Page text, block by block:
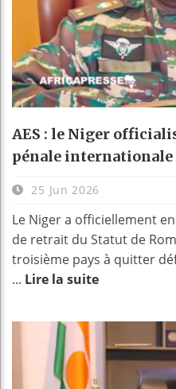
AES : le Niger
pénale internationale
25 Jun 2026
Le Niger a officiellement
de retrait du Statut de
troisième pays à quitter
... Lire la suite